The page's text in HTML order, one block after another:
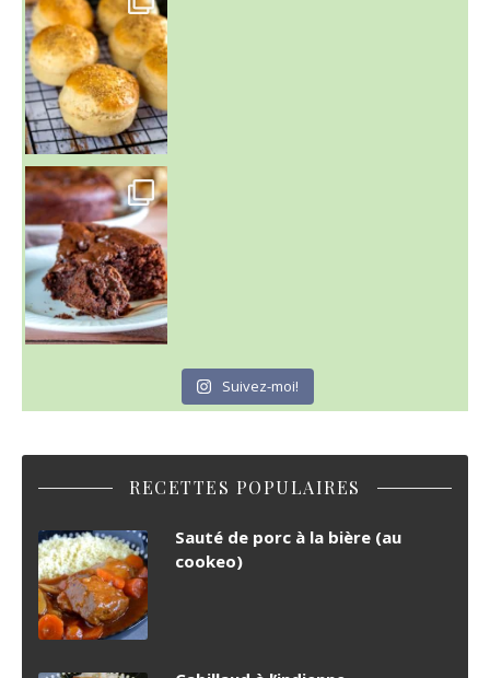
Un peu de boulange par ici au
~ GÂTEAU FONDANT CHOCO NOISETTE ~
C'est lundi
Suivez-moi!
RECETTES POPULAIRES
Sauté de porc à la bière (au
cookeo)